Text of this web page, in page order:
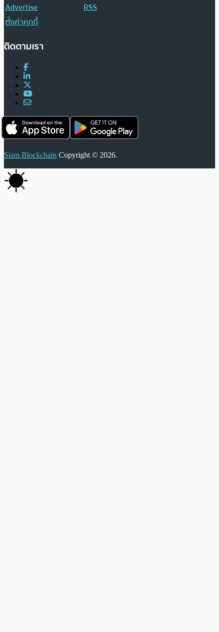
Advertise
RSS
ตั้งค่าคุกกี้
ติดตามเรา
Siam Blockchain Copyright © 2026.